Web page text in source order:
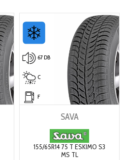
67 DB
C
F
SAVA
155/65R14 75 T ESKIMO S3
MS TL